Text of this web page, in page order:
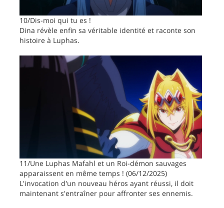
10/Dis-moi qui tu es !
Dina révèle enfin sa véritable identité et raconte son
histoire à Luphas.
11/Une Luphas Mafahl et un Roi-démon sauvages
apparaissent en même temps ! (06/12/2025)
L'invocation d'un nouveau héros ayant réussi, il doit
maintenant s'entraîner pour affronter ses ennemis.